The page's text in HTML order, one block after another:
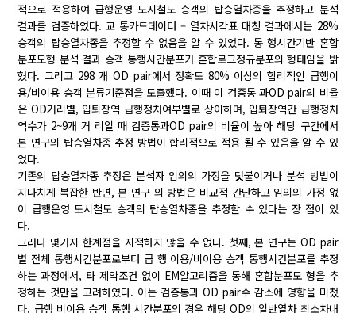
적으로 적용하여 급행운영 도시철도 승객의 탑승열차종을 추정하고 분석
결과를 검증하였다. 교 통카드데이터 – 열차시각표 매칭 결과에서는 28%
승객의 탑승열차종을 추정할 수 없음을 알 수 있었다. 통 행시간기반 혼합
분포모형 분석 결과 승객 통행시간분포가 혼합로그정규분포의 형태임을 밝
혔다. 그리고 298 개 OD pair에서 정확도 80% 이상의 합리적인 급행이
용/비이용 승객 분류기준점을 도출했다. 이때 이 검증통 과OD pair의 비율
은 OD거리별, 입퇴장역 급행정차여부별로 상이하며, 입퇴장역간 급행정차
역수가 2~9개 거 리일 때 검증통과OD pair의 비율이 높아 해당 구간에서
본 연구의 탑승열차종 추정 방법이 합리적으로 적용 될 수 있음을 알 수 있
었다.
기존의 탑승열차종 추정은 분석자 임의의 가정을 덧붙이거나 분석 방법이
지나치게 복잡한 반면, 본 연구 의 방법은 비교적 간단하고 임의의 가정 없
이 급행운영 도시철도 승객의 탑승열차종을 추정할 수 있다는 장 점이 있
다.
그러나 몇가지 한계점을 지적하지 않을 수 없다. 첫째, 본 연구는 OD pair
별 전체 통행시간분포로부터 급 행 이용/비이용 승객 통행시간분포를 추정
하는 과정에서, 타 제약조건 없이 EM알고리즘을 통해 혼합분포모 형을 추
정하는 것만을 고려하였다. 이는 검증통과 OD pair수 감소에 영향을 미쳤
다. 급행 비이용 승객 통행 시간분포의 경우 해당 OD의 일반열차 최소차내